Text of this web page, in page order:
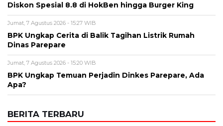
Apa?
BERITA TERBARU
Keuangan
IHSG Melesat 2,78 Persen, Asing
Kembali Belanja Saham Rp1,24
Triliun
Minggu, 9 Agu 2026 - 06:39 WIB
Viral
Terekam CCTV, 4 Pencuri Kabel